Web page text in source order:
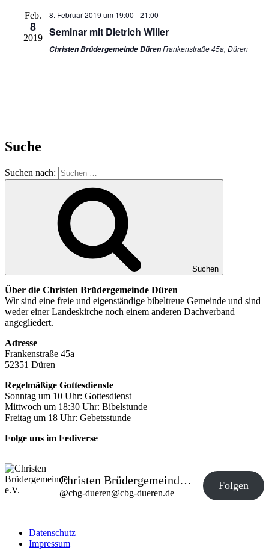
Feb.
8
2019
8. Februar 2019 um 19:00 -21:00
Seminar mit Dietrich Willer
Christen Brüdergemeinde DürenFrankenstraße 45a, Düren
Suche
Suchen nach:
Suchen
Über die Christen Brüdergemeinde Düren
Wir sind eine freie und eigenständige bibeltreue Gemeinde und sind
weder einer Landeskirche noch einem anderen Dachverband
angegliedert.
Adresse
Frankenstraße 45a
52351 Düren
Regelmäßige Gottesdienste
Sonntag um 10 Uhr: Gottesdienst
Mittwoch um 18:30 Uhr: Bibelstunde
Freitag um 18 Uhr: Gebetsstunde
Folge uns im Fediverse
Christen Brüdergemeinde e.V.
@cbg-dueren@cbg-dueren.de
Folgen
Datenschutz
Impressum